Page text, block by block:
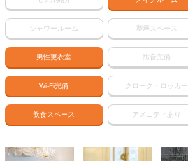
シャワールーム 喫煙スペース
男性更衣室 防音完備
Wi-Fi完備 クローク・ロッカー
飲食スペース アメニティあり